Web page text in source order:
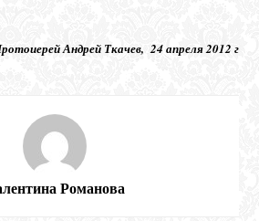
Андрей Ткачев, 24 апреля 2012 г
Романова